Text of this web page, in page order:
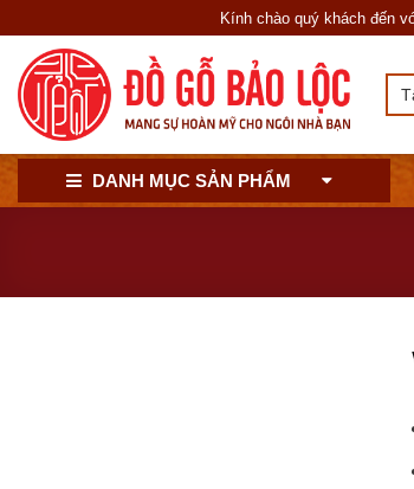
content
Kính chào quý khách đến với
DANH MỤC SẢN PHẨM